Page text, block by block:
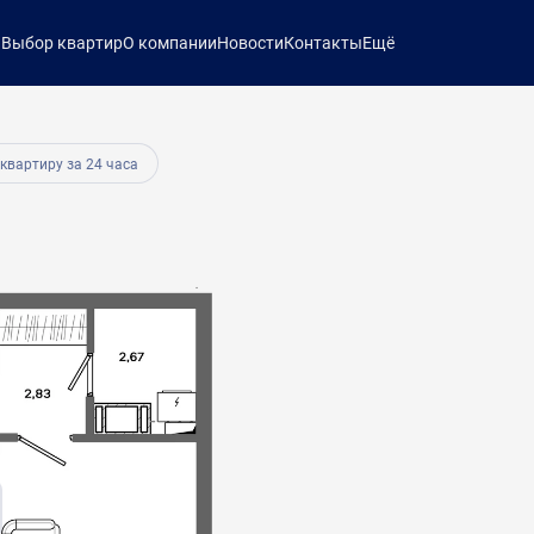
Выбор квартирО компанииНовостиКонтактыЕщё
руб.
за 24 часа